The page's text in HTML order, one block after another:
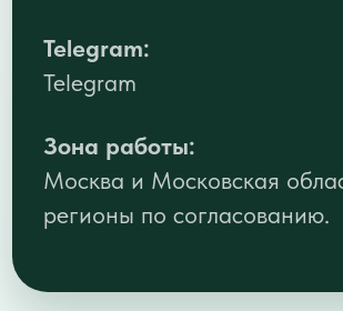
Telegram:
Telegram
Зона работы:
Москва и Московская
регионы по согласованию.